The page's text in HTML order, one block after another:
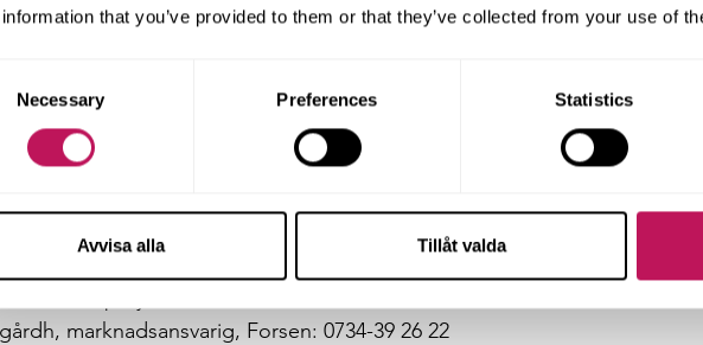
that you’ve provided to them or that they’ve collected from your use of
Necessary Preferences Statistics
Avvisa alla Tillåt valda
”Gentemot de omgifvande husen verkar denna nybyggnad som
dekorerad med vackra stenar, guldmosaik och alfreskomålningar. Idag
från ursprungsdekorationerna.
att pågå fram till senhösten 2016.
projektledare, Forsen: 0734-47 20 22
marknadsansvarig, Forsen: 0734-39 26 22